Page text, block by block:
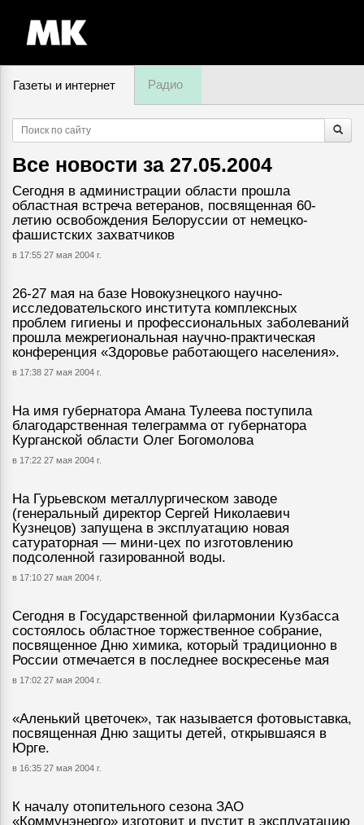
Газеты и интернет Радио
Все новости за 27.05.2004
Сегодня в администрации области прошла
областная встреча ветеранов, посвященная 60-
летию освобождения Белоруссии от немецко-
фашистских захватчиков
в 17:55 27 мая 2004 г.
26-27 мая на базе Новокузнецкого научно-
исследовательского института комплексных
проблем гигиены и профессиональных заболеваний
прошла межрегиональная научно-практическая
конференция «Здоровье работающего населения».
в 17:38 27 мая 2004 г.
На имя губернатора Амана Тулеева поступила
благодарственная телеграмма от губернатора
Курганской области Олег Богомолова
в 17:22 27 мая 2004 г.
На Гурьевском металлургическом заводе
(генеральный директор Сергей Николаевич
Кузнецов) запущена в эксплуатацию новая
сатураторная — мини-цех по изготовлению
подсоленной газированной воды.
в 17:10 27 мая 2004 г.
Сегодня в Государственной филармонии Кузбасса
состоялось областное торжественное собрание,
посвященное Дню химика, который традиционно в
России отмечается в последнее воскресенье мая
в 17:02 27 мая 2004 г.
«Аленький цветочек», так называется фотовыставка,
посвященная Дню защиты детей, открывшаяся в
Юрге.
в 16:35 27 мая 2004 г.
К началу отопительного сезона ЗАО
«Коммунэнерго» изготовит и пустит в эксплуатацию